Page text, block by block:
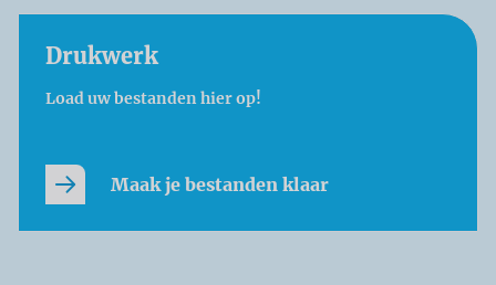
Drukwerk
Load uw bestanden hier op!
Maak je bestanden klaar